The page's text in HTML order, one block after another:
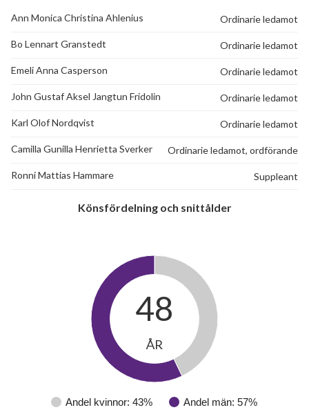
Ann Monica Christina Ahlenius Ordinarie ledamot
Bo Lennart Granstedt Ordinarie ledamot
Emeli Anna Casperson Ordinarie ledamot
John Gustaf Aksel Jangtun Fridolin Ordinarie ledamot
Karl Olof Nordqvist Ordinarie ledamot
Camilla Gunilla Henrietta Sverker Ordinarie ledamot, ordförande
Ronni Mattias Hammare Suppleant
Könsfördelning och snittålder
Andel kvinnor: 43% Andel män: 57%
48
ÅR